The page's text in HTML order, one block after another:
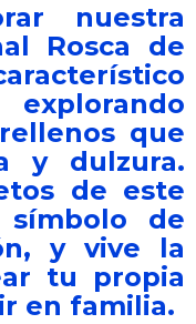
nuestra
Rosca de
que
y dulzura.
de este
símbolo de
y vive la
tu propia
en familia.